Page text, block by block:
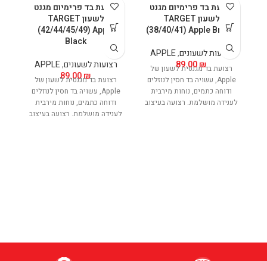
רצועת בד פרימיום מגנט
לשעון TARGET
(38/40/41) Apple Brown
רצועות לשעונים,
APPLE
89.00₪
רצועת בד מגנטית לשעון של
Apple, עשויה בד חסין לנוזלים
ודוחה כתמים, נוחות מירבית
לענידה מושלמת. רצועה בעיצוב
רצועת בד פרימיום מגנט
לשעון TARGET
(42/44/45/49) Apple
Black
רצועות לשעונים,
APPLE
89.00₪
רצועת בד מגנטית לשעון של
Apple, עשויה בד חסין לנוזלים
ודוחה כתמים, נוחות מירבית
לענידה מושלמת. רצועה בעיצוב